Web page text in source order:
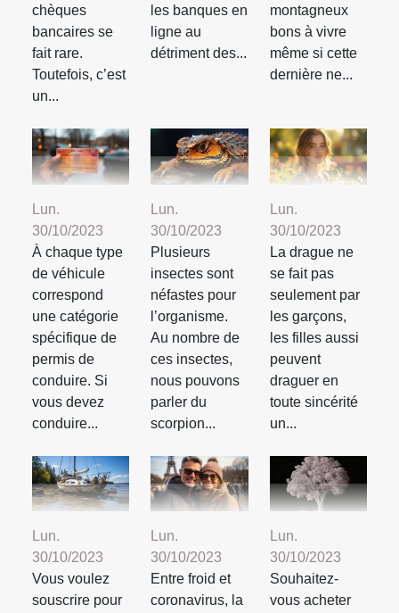
chèques
bancaires se
fait rare.
Toutefois, c’est
un...
les banques en
ligne au
détriment des...
montagneux
bons à vivre
même si cette
dernière ne...
Lun.
30/10/2023
À chaque type
de véhicule
correspond
une catégorie
spécifique de
permis de
conduire. Si
vous devez
conduire...
Lun.
30/10/2023
Plusieurs
insectes sont
néfastes pour
l’organisme.
Au nombre de
ces insectes,
nous pouvons
parler du
scorpion...
Lun.
30/10/2023
La drague ne
se fait pas
seulement par
les garçons,
les filles aussi
peuvent
draguer en
toute sincérité
un...
Lun.
30/10/2023
Vous voulez
souscrire pour
Lun.
30/10/2023
Entre froid et
coronavirus, la
Lun.
30/10/2023
Souhaitez-
vous acheter